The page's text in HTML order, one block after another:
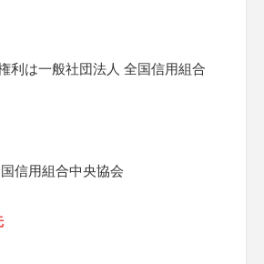
利は一般社団法人 全国信用組合
信用組合中央協会